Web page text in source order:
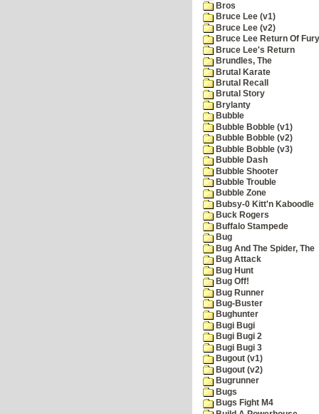
Bros
Bruce Lee (v1)
Bruce Lee (v2)
Bruce Lee Return Of Fury
Bruce Lee's Return
Brundles, The
Brutal Karate
Brutal Recall
Brutal Story
Brylanty
Bubble
Bubble Bobble (v1)
Bubble Bobble (v2)
Bubble Bobble (v3)
Bubble Dash
Bubble Shooter
Bubble Trouble
Bubble Zone
Bubsy-0 Kitt'n Kaboodle
Buck Rogers
Buffalo Stampede
Bug
Bug And The Spider, The
Bug Attack
Bug Hunt
Bug Off!
Bug Runner
Bug-Buster
Bughunter
Bugi Bugi
Bugi Bugi 2
Bugi Bugi 3
Bugout (v1)
Bugout (v2)
Bugrunner
Bugs
Bugs Fight M4